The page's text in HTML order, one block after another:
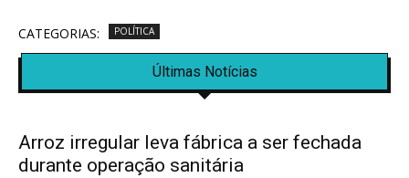
CATEGORIAS: POLÍTICA
Últimas Notícias
Arroz irregular leva fábrica a ser fechada
durante operação sanitária